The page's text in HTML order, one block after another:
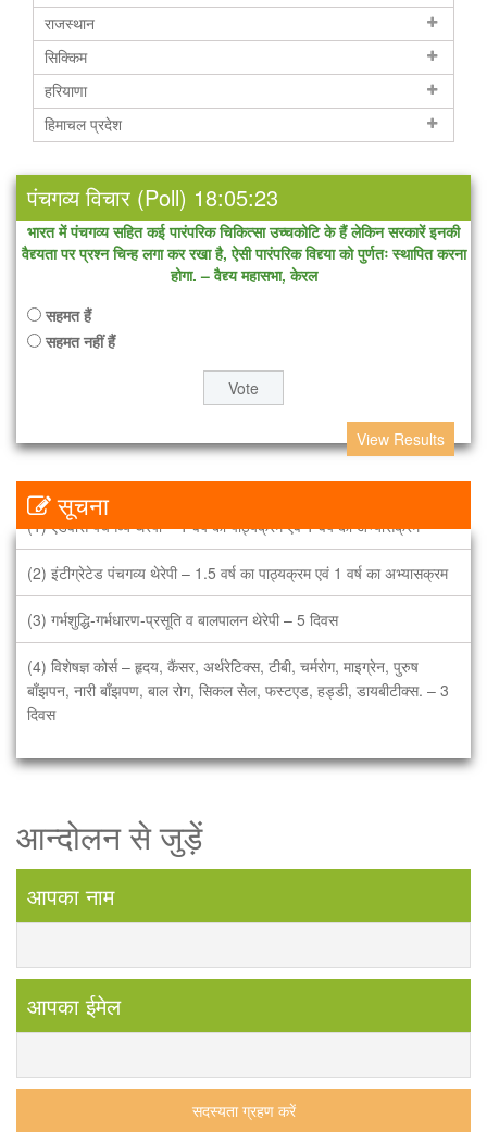
राजस्थान
सिक्किम
हरियाणा
हिमाचल प्रदेश
पंचगव्य विचार (Poll) 18:05:23
भारत में पंचगव्य सहित कई पारंपरिक चिकित्सा उच्चकोटि के हैं लेकिन सरकारें इनकी
वैद्द्यता पर प्रश्न चिन्ह लगा कर रखा है, ऐसी पारंपरिक विद्द्या को पुर्णतः स्थापित करना
होगा. – वैद्द्य महासभा, केरल
सहमत हैं
सहमत नहीं हैं
View Results
सूचना
(1) एडवांस पंचगव्य थेरेपी – 1 वर्ष का पाठ्यक्रम एवं 1 वर्ष का अभ्यासक्रम
(2) इंटीग्रेटेड पंचगव्य थेरेपी – 1.5 वर्ष का पाठ्यक्रम एवं 1 वर्ष का अभ्यासक्रम
(3) गर्भशुद्धि-गर्भधारण-प्रसूति व बालपालन थेरेपी – 5 दिवस
(4) विशेषज्ञ कोर्स – हृदय, कैंसर, अर्थरेटिक्स, टीबी, चर्मरोग, माइग्रेन, पुरुष
बाँझपन, नारी बाँझपण, बाल रोग, सिकल सेल, फस्टएड, हड्डी, डायबीटीक्स. – 3
दिवस
भारत में पहली बार सभी भारतीये भाषाओं में पंचगव्य चिकित्सा विज्ञान (गऊमाँ के
आन्दोलन से जुड़ें
आपका नाम
आपका ईमेल